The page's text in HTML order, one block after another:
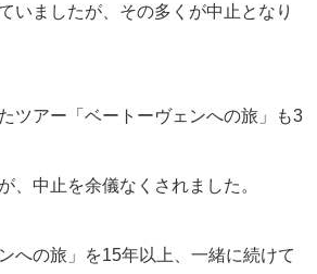
いましたが、その多くが中止となり
ツアー「ベートーヴェンへの旅」も3
、中止を余儀なくされました。
への旅」を15年以上、一緒に続けて